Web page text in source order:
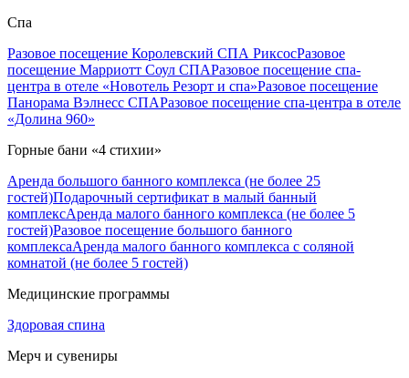
Спа
Разовое посещение Королевский СПА РиксосРазовое
посещение Марриотт Соул СПАРазовое посещение спа-
центра в отеле «Новотель Резорт и спа»Разовое посещение
Панорама Вэлнесс СПАРазовое посещение спа-центра в отеле
«Долина 960»
Горные бани «4 стихии»
Аренда большого банного комплекса (не более 25
гостей)Подарочный сертификат в малый банный
комплексАренда малого банного комплекса (не более 5
гостей)Разовое посещение большого банного
комплексаАренда малого банного комплекса с соляной
комнатой (не более 5 гостей)
Медицинские программы
Здоровая спина
Мерч и сувениры